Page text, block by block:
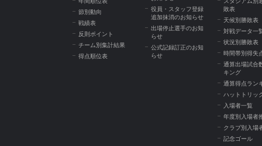
節別動向
戦績表
反則ポイント
チーム別集計結果
得点順位表
役員・スタッフ登録
追加抹消のお知らせ
出場停止選手のお知
らせ
公式記録訂正のお知
らせ
敗表
天候別勝敗表
対戦データ一
状況別勝敗表
時間帯別得失
通算出場試合
キング
通算得点ラン
ハットトリッ
入場者一覧
年度別入場者
クラブ別入場
記念ゴール